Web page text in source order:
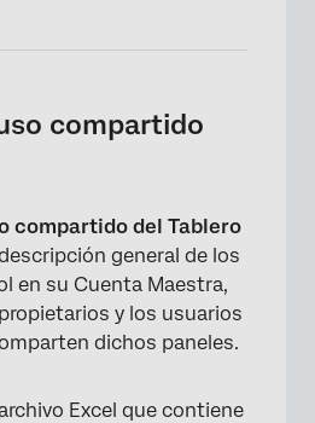
×
compartido
compartido del Tablero
general de los
en su Cuenta Maestra,
y los usuarios
dichos paneles.
Excel que contiene